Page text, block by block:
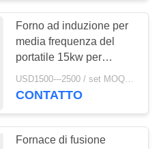
Forno ad induzione per
media frequenza del
portatile 15kw per
controllo facile della
fusione dei metalli
CONTATTO
Fornace di fusione